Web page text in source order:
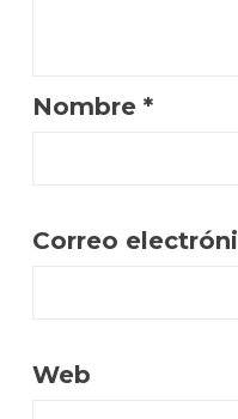
Nombre *
Correo
Web